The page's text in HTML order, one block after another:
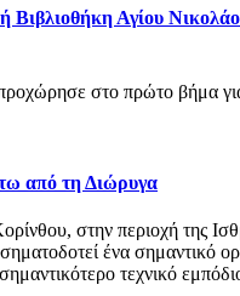
στο πρώτο βήμα
από τη Διώρυγα
στην περιοχή της
ένα σημαντικό
τεχνικό εμπόδιο
Βιβλιοθήκη Αγίου